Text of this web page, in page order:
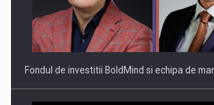
Fondul de investitii BoldMind si echipa de